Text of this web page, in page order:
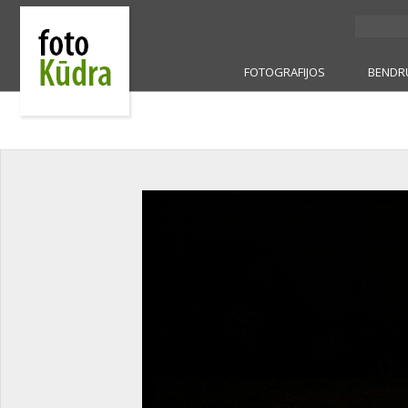
FOTOGRAFIJOS